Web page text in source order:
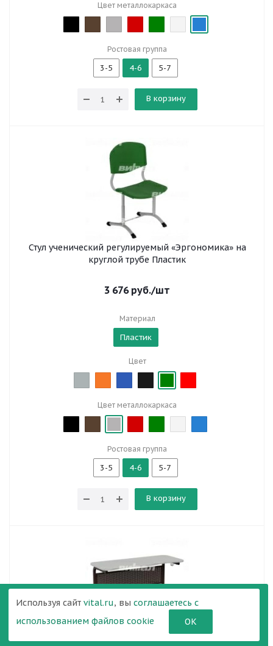
Цвет металлокаркаса
Ростовая группа
3-5 4-6 5-7
В корзину
Стул ученический регулируемый «Эргономика» на
круглой трубе Пластик
3 676руб./шт
Материал
Пластик
Цвет
Цвет металлокаркаса
Ростовая группа
3-5 4-6 5-7
В корзину
Используя сайт vital.ru, вы соглашаетесь с
использованием файлов cookie
ОК